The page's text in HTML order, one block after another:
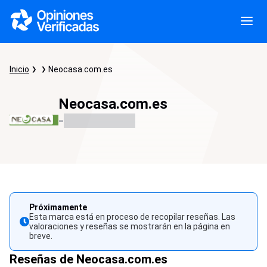
Inicio Neocasa.com.es
Neocasa.com.es
-
Próximamente
Esta marca está en proceso de recopilar reseñas. Las
valoraciones y reseñas se mostrarán en la página en
breve.
Reseñas de Neocasa.com.es